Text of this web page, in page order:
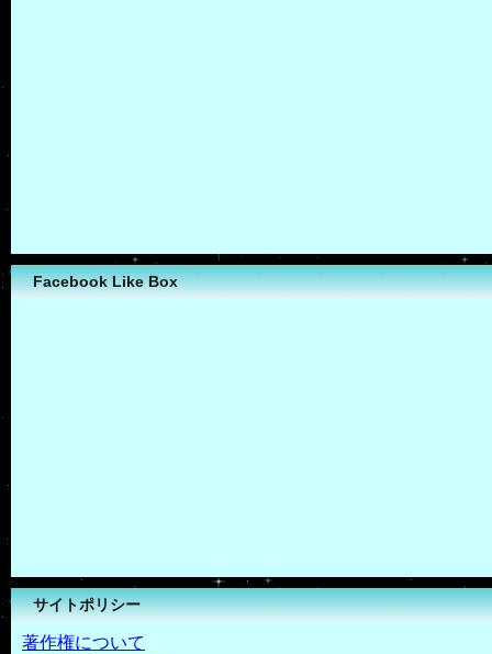
Facebook Like Box
サイトポリシー
著作権について